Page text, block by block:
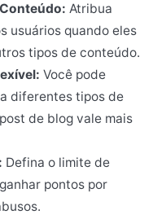
Atribua
usuários quando eles
tipos de conteúdo.
Você pode
diferentes tipos de
de blog vale mais
Defina o limite de
pontos por